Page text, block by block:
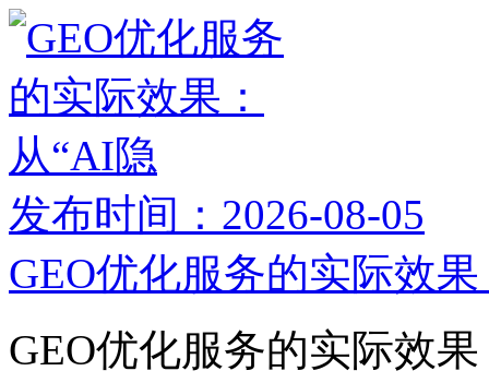
发布时间：2026-08-05
GEO优化服务的实际效
GEO优化服务的实际效